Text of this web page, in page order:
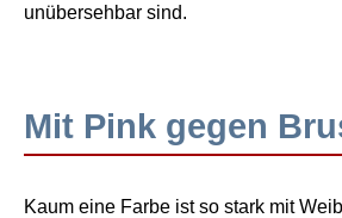
unübersehbar sind.
Mit Pink gegen
Kaum eine Farbe ist so stark mit